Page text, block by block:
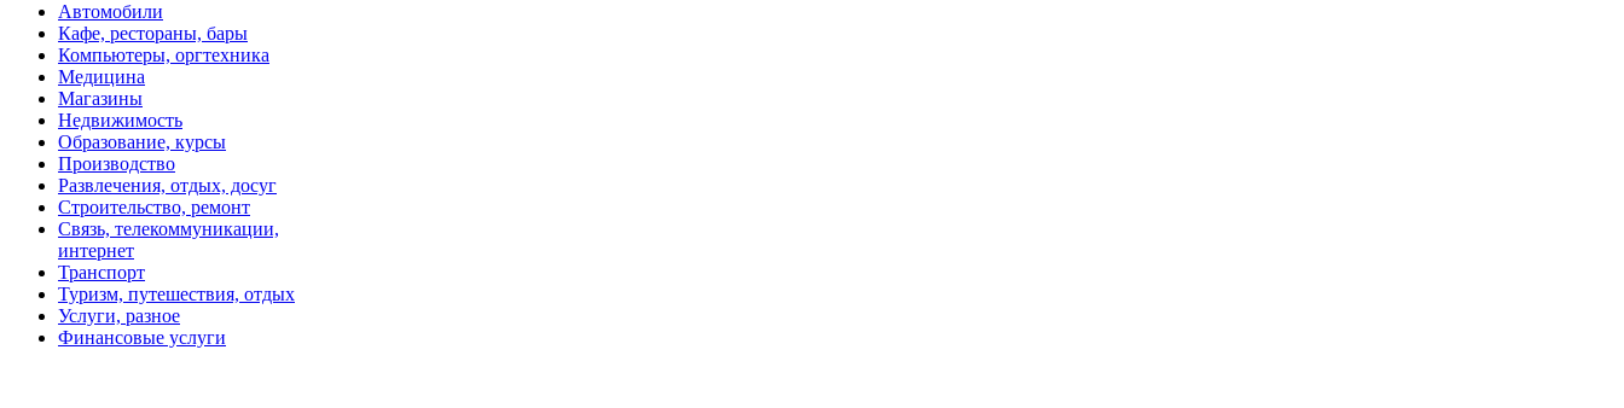
Автомобили
Кафе, рестораны, бары
Компьютеры, оргтехника
Медицина
Магазины
Недвижимость
Образование, курсы
Производство
Развлечения, отдых, досуг
Строительство, ремонт
Связь, телекоммуникации,
интернет
Транспорт
Туризм, путешествия, отдых
Услуги, разное
Финансовые услуги